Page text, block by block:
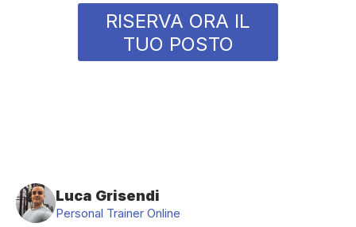
RISERVA ORA IL
TUO POSTO
Luca Grisendi
Personal Trainer Online